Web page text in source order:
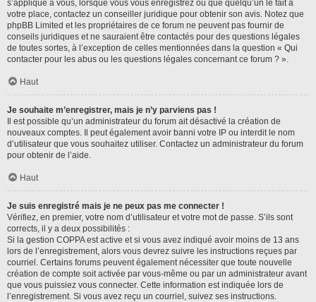
s’applique à vous, lorsque vous vous enregistrez ou que quelqu’un le fait à
votre place, contactez un conseiller juridique pour obtenir son avis. Notez que
phpBB Limited et les propriétaires de ce forum ne peuvent pas fournir de
conseils juridiques et ne sauraient être contactés pour des questions légales
de toutes sortes, à l’exception de celles mentionnées dans la question « Qui
contacter pour les abus ou les questions légales concernant ce forum ? ».
Haut
Je souhaite m’enregistrer, mais je n’y parviens pas !
Il est possible qu’un administrateur du forum ait désactivé la création de
nouveaux comptes. Il peut également avoir banni votre IP ou interdit le nom
d’utilisateur que vous souhaitez utiliser. Contactez un administrateur du forum
pour obtenir de l’aide.
Haut
Je suis enregistré mais je ne peux pas me connecter !
Vérifiez, en premier, votre nom d’utilisateur et votre mot de passe. S’ils sont
corrects, il y a deux possibilités :
Si la gestion COPPA est active et si vous avez indiqué avoir moins de 13 ans
lors de l’enregistrement, alors vous devrez suivre les instructions reçues par
courriel. Certains forums peuvent également nécessiter que toute nouvelle
création de compte soit activée par vous-même ou par un administrateur avant
que vous puissiez vous connecter. Cette information est indiquée lors de
l’enregistrement. Si vous avez reçu un courriel, suivez ses instructions.